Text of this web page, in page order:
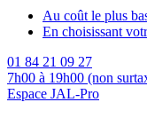
Au coût le plus
En choisissant
01 84 21 09 27
7h00 à 19h00 (non
Espace JAL-Pro